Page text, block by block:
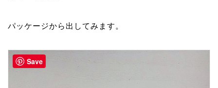
パッケージから出してみます。
Save